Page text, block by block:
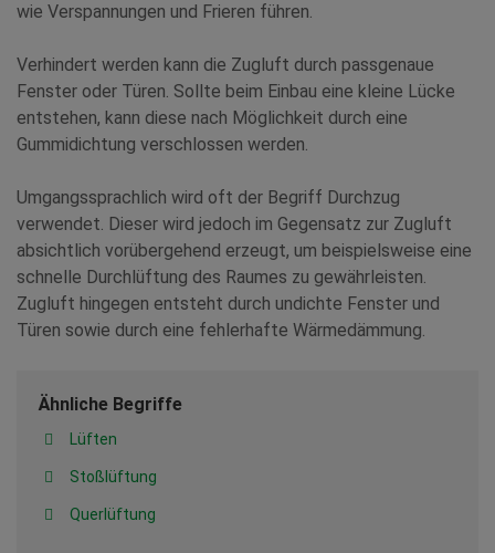
wie Verspannungen und Frieren führen.
Verhindert werden kann die Zugluft durch passgenaue
Fenster oder Türen. Sollte beim Einbau eine kleine Lücke
entstehen, kann diese nach Möglichkeit durch eine
Gummidichtung verschlossen werden.
Umgangssprachlich wird oft der Begriff Durchzug
verwendet. Dieser wird jedoch im Gegensatz zur Zugluft
absichtlich vorübergehend erzeugt, um beispielsweise eine
schnelle Durchlüftung des Raumes zu gewährleisten.
Zugluft hingegen entsteht durch undichte Fenster und
Türen sowie durch eine fehlerhafte Wärmedämmung.
Ähnliche Begriffe
Lüften
Stoßlüftung
Querlüftung